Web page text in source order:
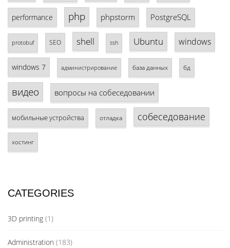
performance php phpstorm PostgreSQL
protobuf SEO shell ssh Ubuntu windows
windows 7 администрирование база данных бд
видео вопросы на собеседовании
мобильные устройства отладка собеседование
хостинг
CATEGORIES
3D printing (1)
Administration (183)